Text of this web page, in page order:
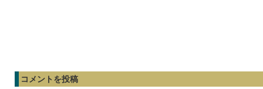
コメントを投稿